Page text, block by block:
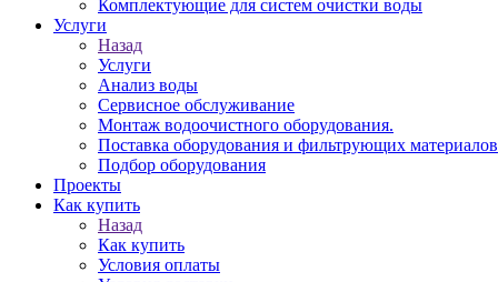
Комплектующие для систем очистки воды
Услуги
Назад
Услуги
Анализ воды
Сервисное обслуживание
Монтаж водоочистного оборудования.
Поставка оборудования и фильтрующих материалов
Подбор оборудования
Проекты
Как купить
Назад
Как купить
Условия оплаты